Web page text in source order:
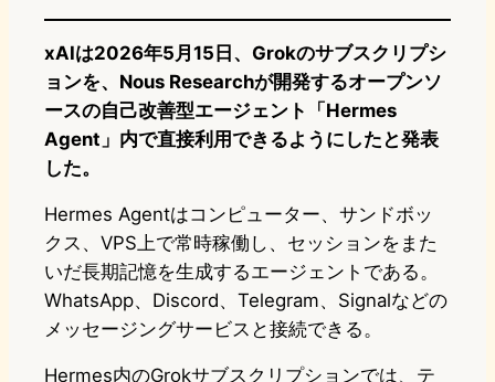
xAIは2026年5月15日、Grokのサブスクリプシ
ョンを、Nous Researchが開発するオープンソ
ースの自己改善型エージェント「Hermes
Agent」内で直接利用できるようにしたと発表
した。
Hermes Agentはコンピューター、サンドボッ
クス、VPS上で常時稼働し、セッションをまた
いだ長期記憶を生成するエージェントである。
WhatsApp、Discord、Telegram、Signalなどの
メッセージングサービスと接続できる。
Hermes内のGrokサブスクリプションでは、テ